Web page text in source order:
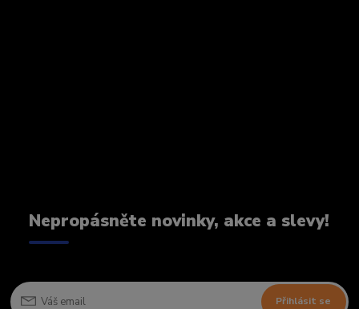
Nepropásněte novinky, akce a slevy!
Přihlásit se